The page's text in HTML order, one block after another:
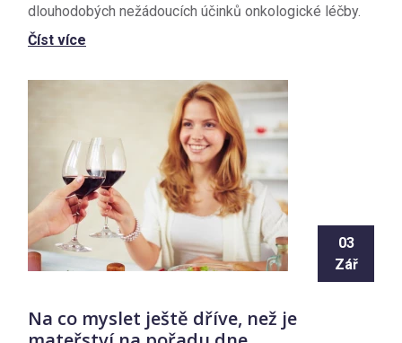
dlouhodobých nežádoucích účinků onkologické léčby.
Číst více
03
Zář
Na co myslet ještě dříve, než je